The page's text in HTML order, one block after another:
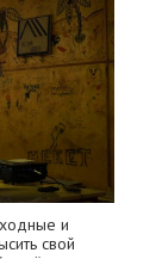
и
свой